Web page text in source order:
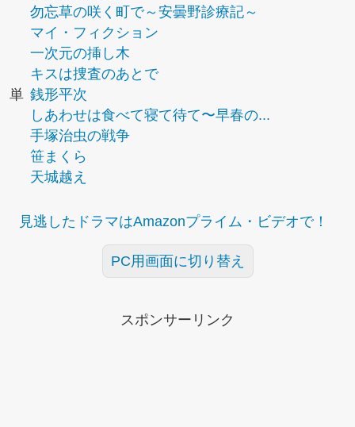
勿忘草の咲く町で～安曇野診療記～
マイ・フィクション
一次元の挿し木
キスは捜査のあとで
単 銭形平次
しあわせは食べて寝て待て〜早春の...
手塚治虫の戦争
笹まくら
天城越え
見逃したドラマはAmazonプライム・ビデオで！
PC用画面に切り替え
スポンサーリンク